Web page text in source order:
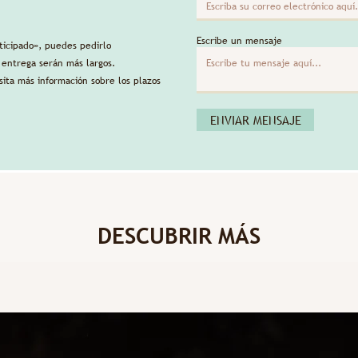
puedes pedirlo
serán más largos.
más información sobre los plazos
Escribe un mensaje
ENVIAR MENSAJE
DESCUBRIR MÁS